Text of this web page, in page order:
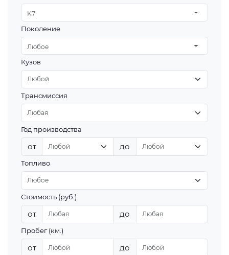
K7
Поколение
Любое
Кузов
Трансмиссия
Год производства
от до
Топливо
Стоимость (руб.)
от до
Пробег (км.)
от до